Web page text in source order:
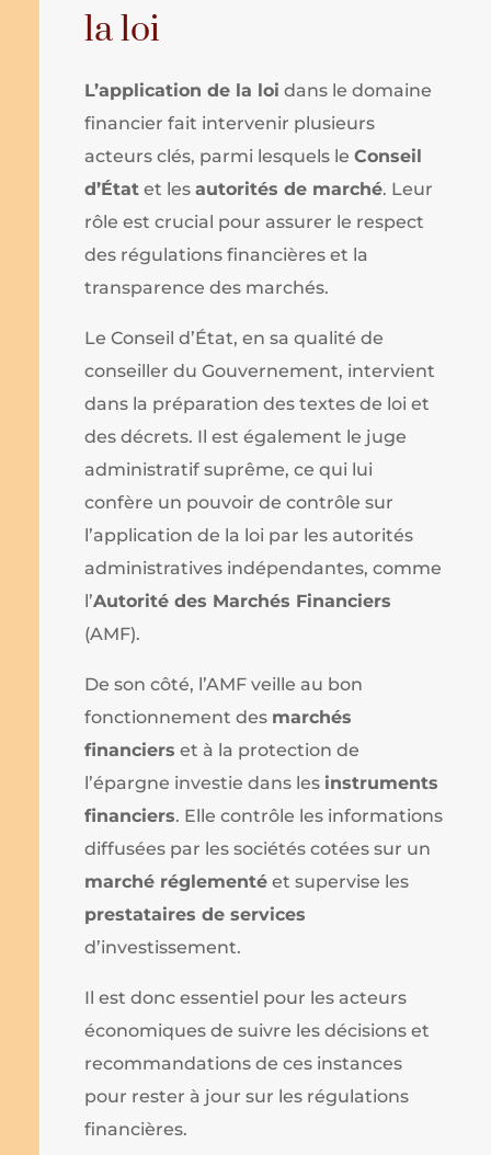
la loi
L’application de la loi dans le domaine
financier fait intervenir plusieurs
acteurs clés, parmi lesquels leConseil
d’État et lesautorités de marché. Leur
rôle est crucial pour assurer le respect
des régulations financières et la
transparence des marchés.
Le Conseil d’État, en sa qualité de
conseiller du Gouvernement, intervient
dans la préparation des textes de loi et
des décrets. Il est également le juge
administratif suprême, ce qui lui
confère un pouvoir de contrôle sur
l’application de la loi par les autorités
administratives indépendantes, comme
l’Autorité des Marchés Financiers
(AMF).
De son côté, l’AMF veille au bon
fonctionnement des marchés
financiers et à la protection de
l’épargne investie dans les instruments
financiers. Elle contrôle les informations
diffusées par les sociétés cotées sur un
marché réglementé et supervise les
prestataires de services
d’investissement.
Il est donc essentiel pour les acteurs
économiques de suivre les décisions et
recommandations de ces instances
pour rester à jour sur les régulations
financières.